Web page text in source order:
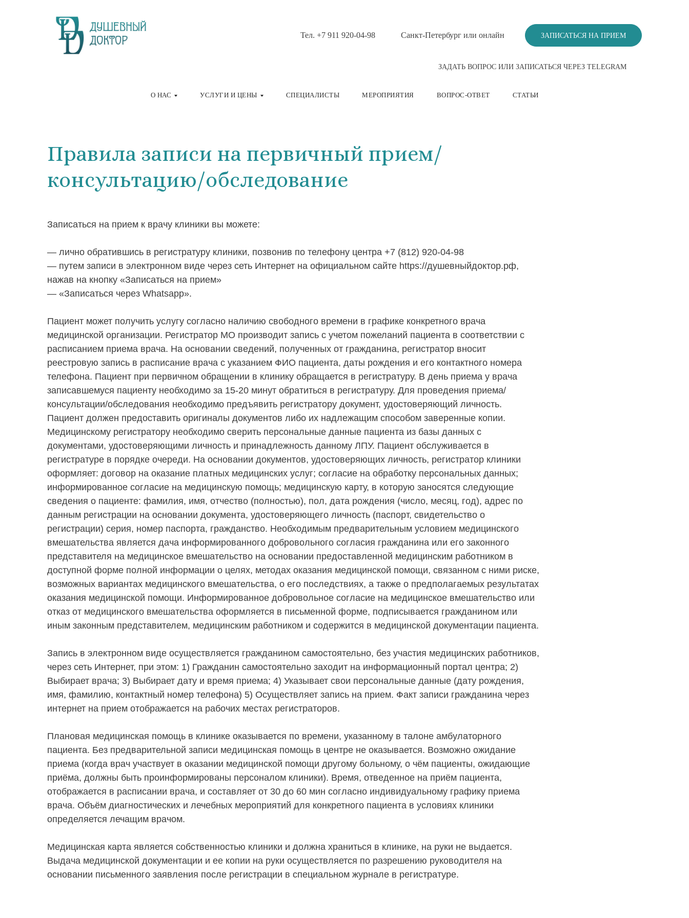
Тел. +7 911 920-04-98 Санкт-Петербург или онлайн ЗАПИСАТЬСЯ НА ПРИЕМ
ЗАДАТЬ ВОПРОС ИЛИ ЗАПИСАТЬСЯ ЧЕРЕЗ TELEGRAM
О НАС УСЛУГИ И ЦЕНЫ СПЕЦИАЛИСТЫ МЕРОПРИЯТИЯ ВОПРОС-ОТВЕТ СТАТЬИ
Правила записи на первичный прием/
консультацию/обследование
Записаться на прием к врачу клиники вы можете:
— лично обратившись в регистратуру клиники, позвонив по телефону центра +7 (812) 920-04-98
— путем записи в электронном виде через сеть Интернет на официальном сайте https://душевныйдоктор.рф,
нажав на кнопку «Записаться на прием»
— «Записаться через Whatsapp».
Пациент может получить услугу согласно наличию свободного времени в графике конкретного врача
медицинской организации. Регистратор МО производит запись с учетом пожеланий пациента в соответствии с
расписанием приема врача. На основании сведений, полученных от гражданина, регистратор вносит
реестровую запись в расписание врача с указанием ФИО пациента, даты рождения и его контактного номера
телефона. Пациент при первичном обращении в клинику обращается в регистратуру. В день приема у врача
записавшемуся пациенту необходимо за 15-20 минут обратиться в регистратуру. Для проведения приема/
консультации/обследования необходимо предъявить регистратору документ, удостоверяющий личность.
Пациент должен предоставить оригиналы документов либо их надлежащим способом заверенные копии.
Медицинскому регистратору необходимо сверить персональные данные пациента из базы данных с
документами, удостоверяющими личность и принадлежность данному ЛПУ. Пациент обслуживается в
регистратуре в порядке очереди. На основании документов, удостоверяющих личность, регистратор клиники
оформляет: договор на оказание платных медицинских услуг; согласие на обработку персональных данных;
информированное согласие на медицинскую помощь; медицинскую карту, в которую заносятся следующие
сведения о пациенте: фамилия, имя, отчество (полностью), пол, дата рождения (число, месяц, год), адрес по
данным регистрации на основании документа, удостоверяющего личность (паспорт, свидетельство о
регистрации) серия, номер паспорта, гражданство. Необходимым предварительным условием медицинского
вмешательства является дача информированного добровольного согласия гражданина или его законного
представителя на медицинское вмешательство на основании предоставленной медицинским работником в
доступной форме полной информации о целях, методах оказания медицинской помощи, связанном с ними риске,
возможных вариантах медицинского вмешательства, о его последствиях, а также о предполагаемых результатах
оказания медицинской помощи. Информированное добровольное согласие на медицинское вмешательство или
отказ от медицинского вмешательства оформляется в письменной форме, подписывается гражданином или
иным законным представителем, медицинским работником и содержится в медицинской документации пациента.
Запись в электронном виде осуществляется гражданином самостоятельно, без участия медицинских работников,
через сеть Интернет, при этом: 1) Гражданин самостоятельно заходит на информационный портал центра; 2)
Выбирает врача; 3) Выбирает дату и время приема; 4) Указывает свои персональные данные (дату рождения,
имя, фамилию, контактный номер телефона) 5) Осуществляет запись на прием. Факт записи гражданина через
интернет на прием отображается на рабочих местах регистраторов.
Плановая медицинская помощь в клинике оказывается по времени, указанному в талоне амбулаторного
пациента. Без предварительной записи медицинская помощь в центре не оказывается. Возможно ожидание
приема (когда врач участвует в оказании медицинской помощи другому больному, о чём пациенты, ожидающие
приёма, должны быть проинформированы персоналом клиники). Время, отведенное на приём пациента,
отображается в расписании врача, и составляет от 30 до 60 мин согласно индивидуальному графику приема
врача. Объём диагностических и лечебных мероприятий для конкретного пациента в условиях клиники
определяется лечащим врачом.
Медицинская карта является собственностью клиники и должна храниться в клинике, на руки не выдается.
Выдача медицинской документации и ее копии на руки осуществляется по разрешению руководителя на
основании письменного заявления после регистрации в специальном журнале в регистратуре.